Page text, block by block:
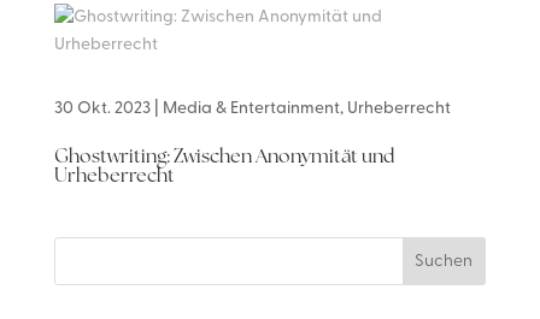
Ghostwriting: Zwischen Anonymität und
Urheberrecht
30 Okt. 2023| Media & Entertainment, Urheberrecht
Suchen